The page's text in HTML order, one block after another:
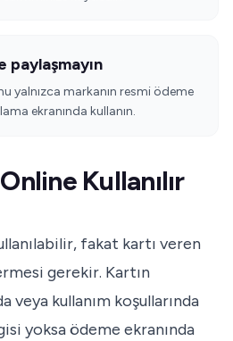
paylaşmayın
yalnızca markanın resmi ödeme
ekranında kullanın.
Kullanılır
fakat kartı veren
gerekir. Kartın
veya kullanım koşullarında
yoksa ödeme ekranında